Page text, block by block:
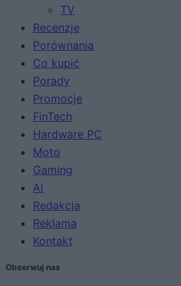
TV
Recenzje
Porównania
Co kupić
Porady
Promocje
FinTech
Hardware PC
Moto
Gaming
AI
Redakcja
Reklama
Kontakt
Obserwuj nas